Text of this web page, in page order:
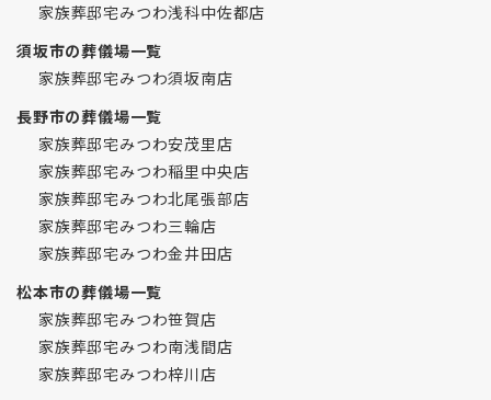
家族葬邸宅みつわ浅科中佐都店
須坂市の葬儀場一覧
家族葬邸宅みつわ須坂南店
長野市の葬儀場一覧
家族葬邸宅みつわ安茂里店
家族葬邸宅みつわ稲里中央店
家族葬邸宅みつわ北尾張部店
家族葬邸宅みつわ三輪店
家族葬邸宅みつわ金井田店
松本市の葬儀場一覧
家族葬邸宅みつわ笹賀店
家族葬邸宅みつわ南浅間店
家族葬邸宅みつわ梓川店